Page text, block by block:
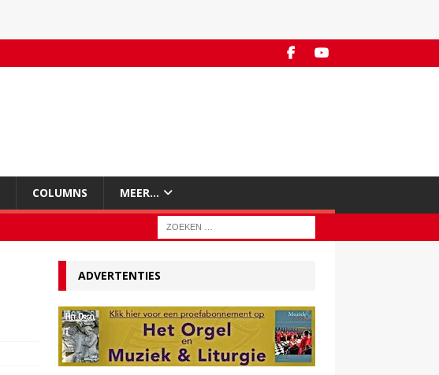
COLUMNS MEER…
ADVERTENTIES